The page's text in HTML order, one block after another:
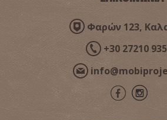
Φαρών 123,
+30 27210